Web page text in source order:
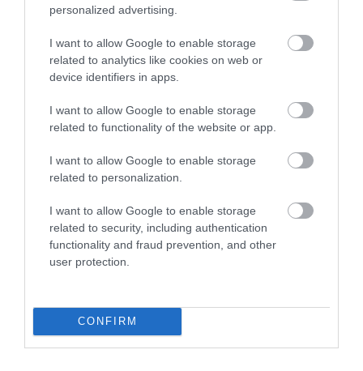
personalized advertising.
I want to allow Google to enable storage
related to analytics like cookies on web or
device identifiers in apps.
I want to allow Google to enable storage
related to functionality of the website or app.
I want to allow Google to enable storage
related to personalization.
I want to allow Google to enable storage
related to security, including authentication
functionality and fraud prevention, and other
user protection.
CONFIRM
31.07.2026 15:10
Τι είναι η χολοκυστεκτομή στην οποία
υποβλήθηκε ο Μ.Χατζηγιάννης: Tα
συμπτώματα που οδηγούν στην επέμβαση
ΔΗΜΟΦΙΛΗ